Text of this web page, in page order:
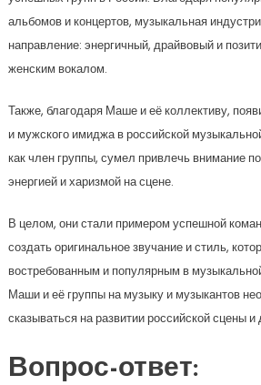
альбомов и концертов, музыкальная
направление: энергичный, драйвовый и
женским вокалом.
Также, благодаря Маше и её коллективу,
и мужского имиджа в российской
как член группы, сумел привлечь внимание
энергией и харизмой на сцене.
В целом, они стали примером успешной
создать оригинальное звучание и стиль,
востребованным и популярным в
Маши и её группы на музыку и музыкантов
сказываться на развитии российской сцены
Вопрос-ответ: